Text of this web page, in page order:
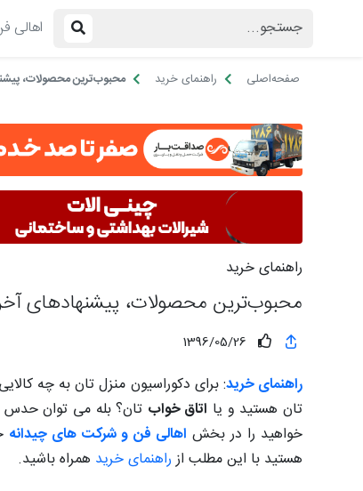
اهالی
صفحه‌اصلی راهنمای خرید محبوب‌ترین محصولات،
راهنمای خرید
محبوب‌ترین محصولات، پیشنهادهای
1396/05/26
راهنمای خرید: برای دکوراسیون منزل تان به چه
تان هستید و یا اتاق خواب تان؟ بله می توان حدس
خواهید را در بخش اهالی فن و شرکت های چیدانه
هستید با این مطلب ازراهنمای خرید همراه باشید.